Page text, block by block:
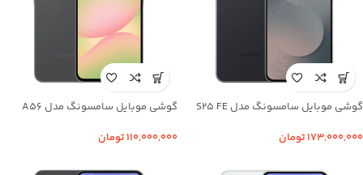
گوشی موبایل سامسونگ مدل S25 FE
5G – ویتنام
۱۷۳,۰۰۰,۰۰۰تومان
گوشی موبایل سامسونگ مدل A56
5G – ویتنام
۱۱۰,۰۰۰,۰۰۰تومان